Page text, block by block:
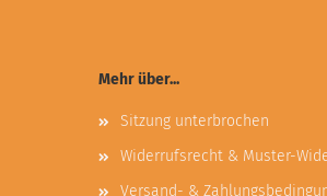
Mehr über...
Sitzung unterbrochen
Widerrufsrecht & Muster-
Versand- &